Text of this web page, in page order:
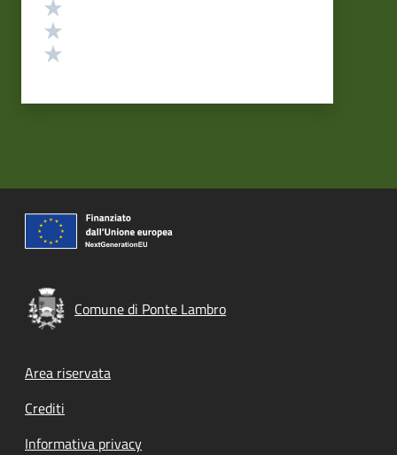
Comune di Ponte Lambro
Footer menu
Area riservata
Crediti
Informativa privacy